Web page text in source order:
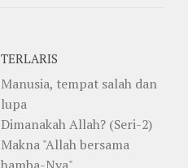
TERLARIS
Manusia, tempat salah dan
lupa
Dimanakah Allah? (Seri-2)
Makna "Allah bersama